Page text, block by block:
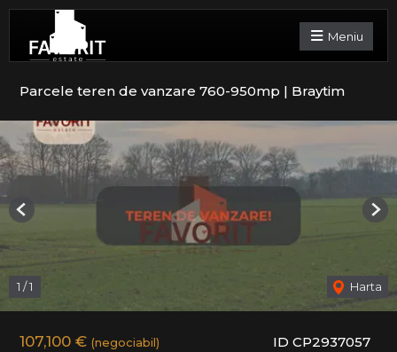
Meniu
Parcele teren de vanzare 760-950mp | Braytim
ID CP2937057
107,100 € (negociabil)
1 /1 Harta
Previous